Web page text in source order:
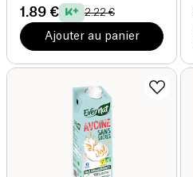
1.89 € 2.22 €
Ajouter au panier